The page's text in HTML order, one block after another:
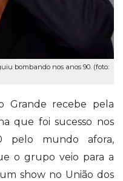
bombando nos anos 90. (foto:
Grande recebe pela
que foi sucesso nos
mundo afora,
o grupo veio para a
show no União dos